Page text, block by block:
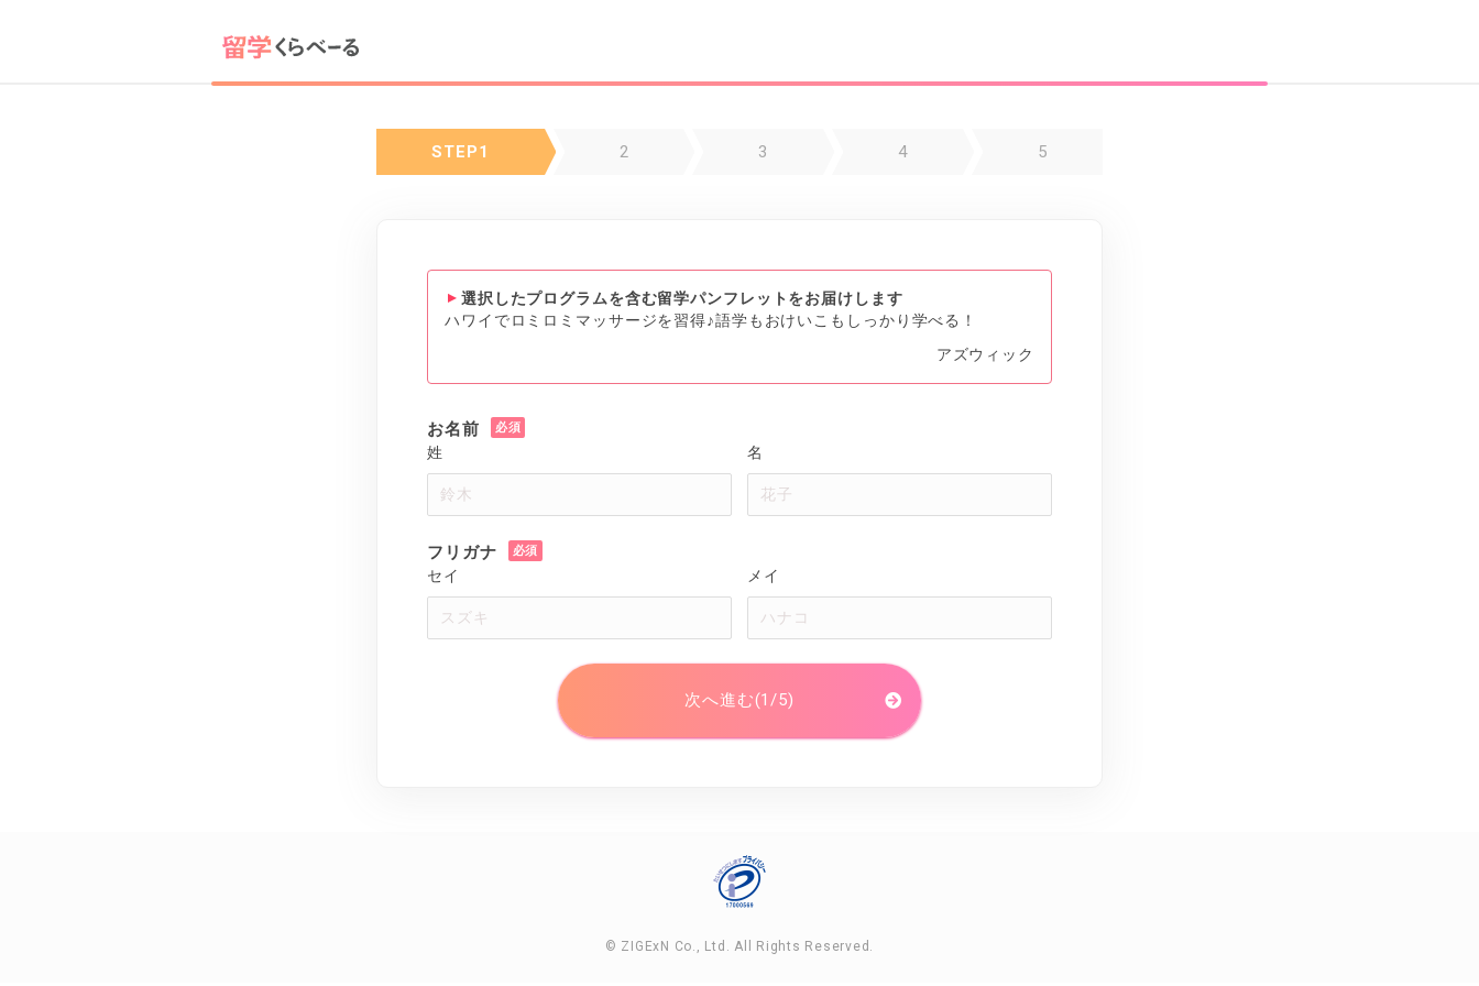
STEP1 2 3 4 5
選択したプログラムを含む留学パンフレットをお届けします
ハワイでロミロミマッサージを習得♪語学もおけいこもしっかり学べる！
アズウィック
お名前
姓 名
フリガナ
セイ メイ
次へ進む(1/5)
© ZIGExN Co., Ltd. All Rights Reserved.